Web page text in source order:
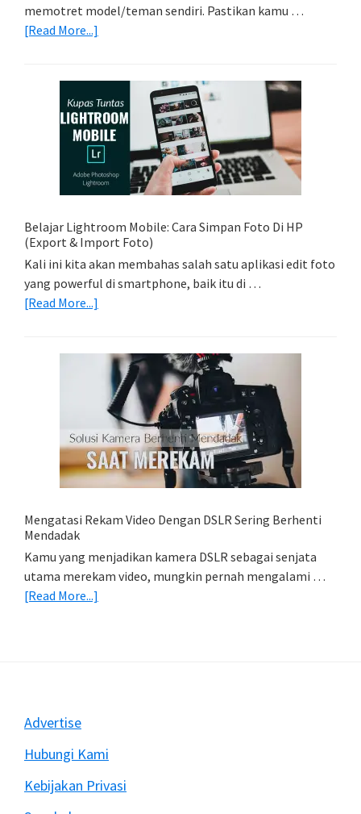
memotret model/teman sendiri. Pastikan kamu …
[Read More...]
Sederhana:
Memadukan
Foto
Light
Trail
Dengan
Belajar Lightroom Mobile: Cara Simpan Foto Di HP
(Export & Import Foto)
Kali ini kita akan membahas salah satu aplikasi edit foto
yang powerful di smartphone, baik itu di …
[Read More...]
Mobile:
Cara
Simpan
Foto
Di
HP
(Export
Import
Mengatasi Rekam Video Dengan DSLR Sering Berhenti
Mendadak
Kamu yang menjadikan kamera DSLR sebagai senjata
utama merekam video, mungkin pernah mengalami …
[Read More...]
Mendadak
Footer
Advertise
Hubungi Kami
Kebijakan Privasi